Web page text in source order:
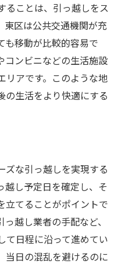
ックリスト
ュール確認
示
とリサイクル
ツを札幌市東区で実
寄付の方法
順
きたいゴミの出し方
方法
るリサイクルショッ
ることは、引っ越しをス
東区は公共交通機関が充
も移動が比較的容易で
コンビニなどの生活施設
リアです。このような地
の生活をより快適にする
ズな引っ越しを実現する
越し予定日を確定し、そ
立てることがポイントで
越し業者の手配など、
て日程に沿って進めてい
当日の混乱を避けるのに